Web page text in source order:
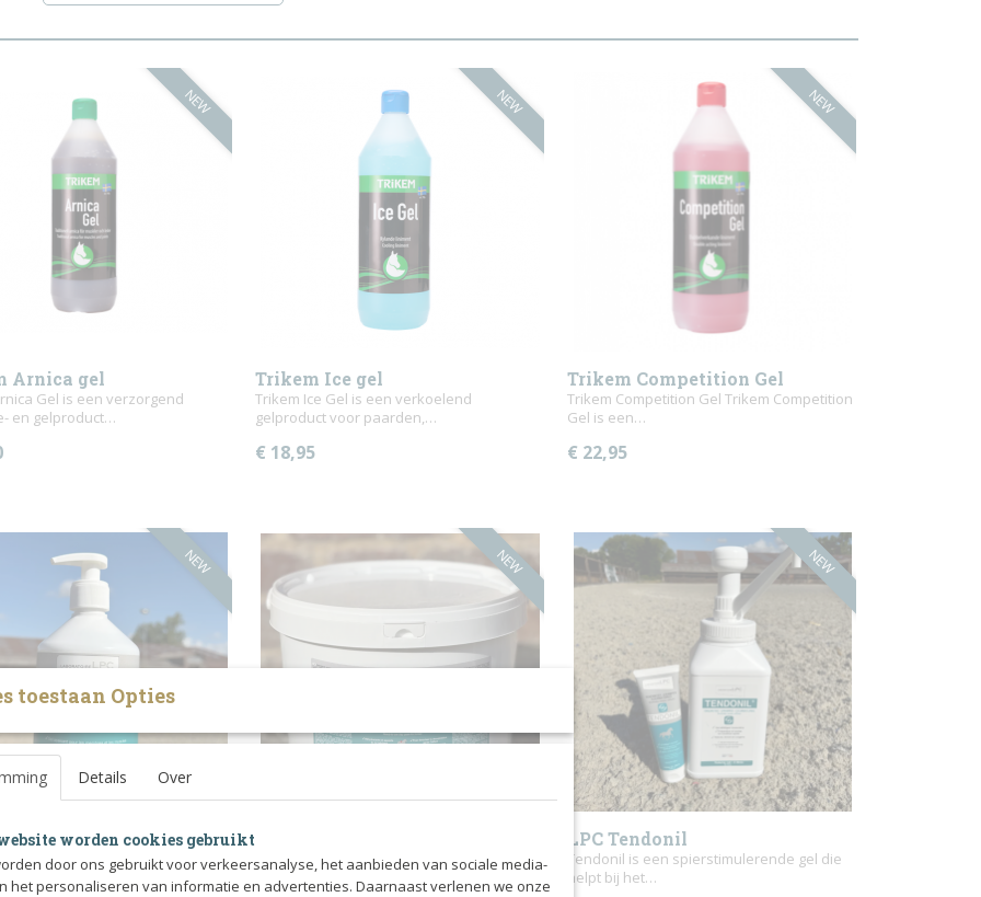
NEW
Arnica gel
Gel is een verzorgend
en gelproduct…
NEW
Trikem Ice gel
Trikem Ice Gel is een verkoelend
gelproduct voor paarden,…
€ 18,95
NEW
Trikem Competition Gel
Trikem Competition Gel Trikem Competition
Gel is een…
€ 22,95
NEW
Arnica 500ml
Arnica – Spier- en peesgel met
NEW
LPC Tend’Argile + – Herstelklei voor pezen,
NEW
LPC Tendonil
Tendonil is een spierstimulerende gel die
helpt bij het…
toestaan Opties
Details Over
worden cookies gebruikt
door ons gebruikt voor verkeersanalyse, het aanbieden van sociale media-
het personaliseren van informatie en advertenties. Daarnaast verlenen we onze